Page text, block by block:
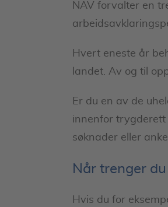
NAV forvalter en
Hvert eneste år
landet. Av og til
Er du en av de
innenfor trygderett
søknader eller
Når trenger
Hvis du for